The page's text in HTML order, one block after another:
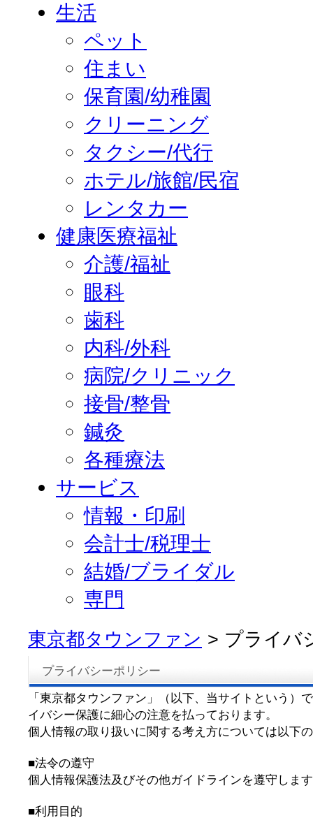
生活
ペット
住まい
保育園/幼稚園
クリーニング
タクシー/代行
ホテル/旅館/民宿
レンタカー
健康医療福祉
介護/福祉
眼科
歯科
内科/外科
病院/クリニック
接骨/整骨
鍼灸
各種療法
サービス
情報・印刷
会計士/税理士
結婚/ブライダル
専門
東京都タウンファン > プライバ
プライバシーポリシー
「東京都タウンファン」（以下、当サイトという）
イバシー保護に細心の注意を払っております。
個人情報の取り扱いに関する考え方については以下
■法令の遵守
個人情報保護法及びその他ガイドラインを遵守しま
■利用目的